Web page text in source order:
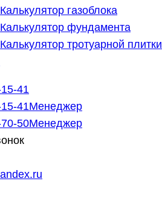
Калькулятор газоблока
Калькулятор фундамента
Калькулятор тротуарной плитки
41
41Менеджер
50Менеджер